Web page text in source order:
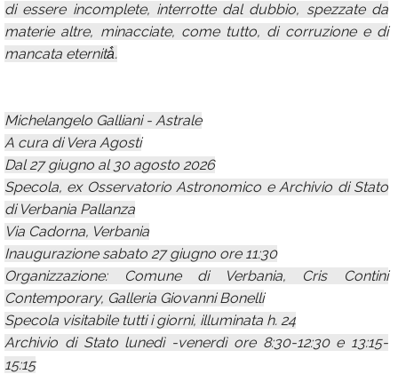
di essere incomplete, interrotte dal dubbio, spezzate da
materie altre, minacciate, come tutto, di corruzione e di
mancata eternità̀.
Michelangelo Galliani - Astrale
A cura di Vera Agosti
Dal 27 giugno al 30 agosto 2026
Specola, ex Osservatorio Astronomico e Archivio di Stato
di Verbania Pallanza
Via Cadorna, Verbania
Inaugurazione sabato 27 giugno ore 11:30
Organizzazione: Comune di Verbania, Cris Contini
Contemporary, Galleria Giovanni Bonelli
Specola visitabile tutti i giorni, illuminata h. 24
Archivio di Stato lunedì -venerdì ore 8:30-12:30 e 13:15-
15:15